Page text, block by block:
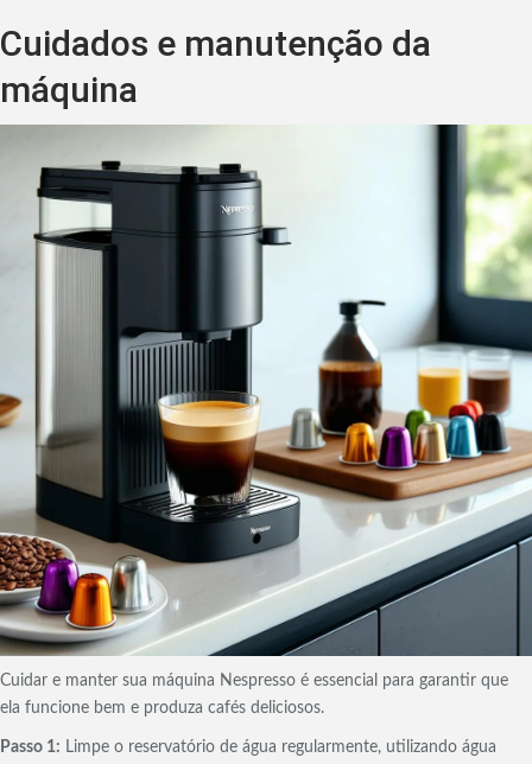
Cuidados e manutenção da
máquina
Cuidar e manter sua máquina Nespresso é essencial para garantir que
ela funcione bem e produza cafés deliciosos.
Passo 1: Limpe o reservatório de água regularmente, utilizando água